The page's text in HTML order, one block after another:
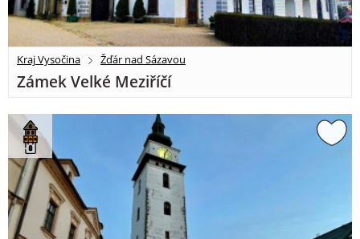
Kraj Vysočina Žďár nad Sázavou
Zámek Velké Meziříčí